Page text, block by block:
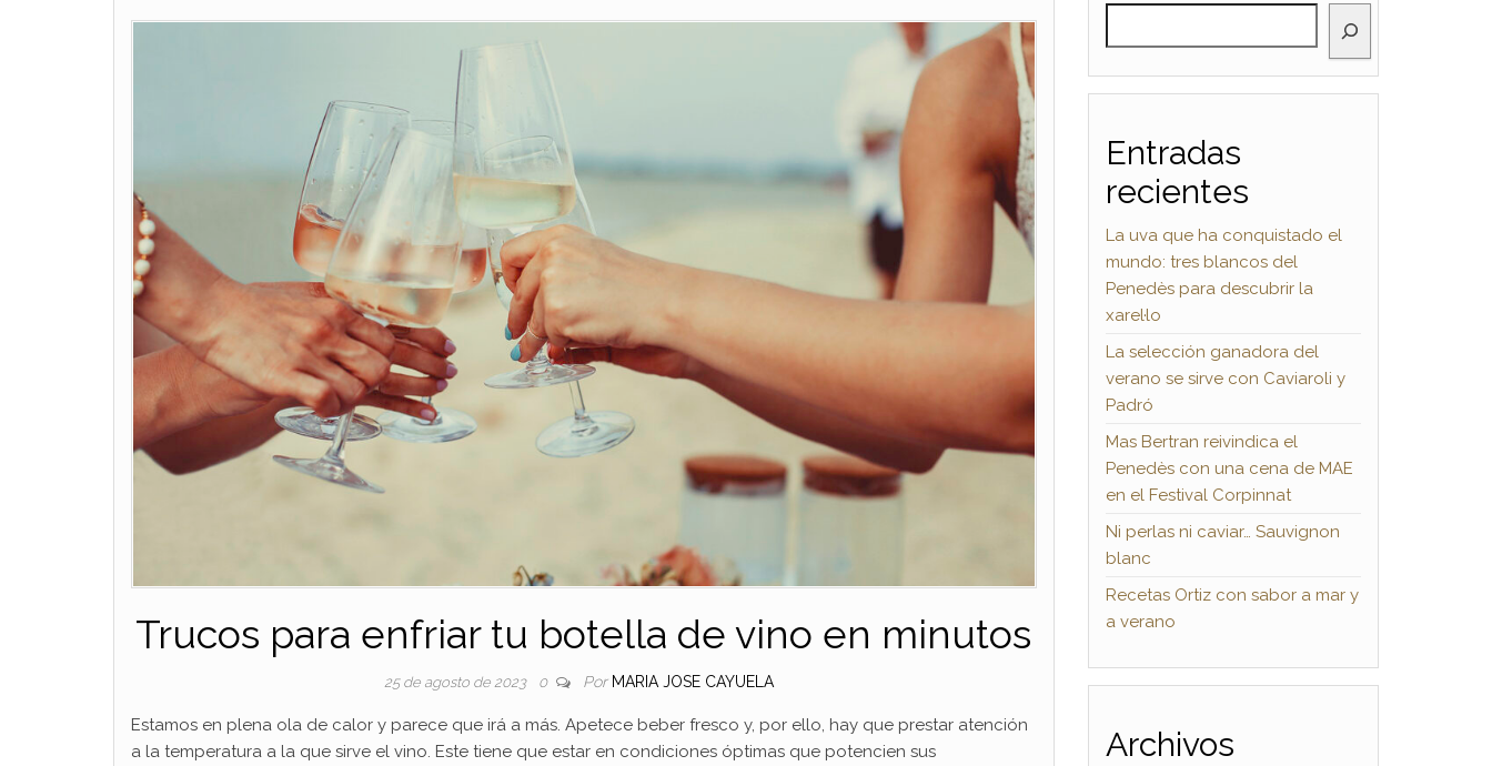
Trucos para enfriar tu botella de vino en minutos
25 de agosto de 2023 0 Por MARIA JOSE CAYUELA
Estamos en plena ola de calor y parece que irá a más. Apetece beber fresco y, por ello, hay que prestar atención
a la temperatura a la que sirve el vino. Este tiene que estar en condiciones óptimas que potencien sus
Entradas
recientes
La uva que ha conquistado el
mundo: tres blancos del
Penedès para descubrir la
xarel·lo
La selección ganadora del
verano se sirve con Caviaroli y
Padró
Mas Bertran reivindica el
Penedès con una cena de MAE
en el Festival Corpinnat
Ni perlas ni caviar… Sauvignon
blanc
Recetas Ortiz con sabor a mar y
a verano
Archivos